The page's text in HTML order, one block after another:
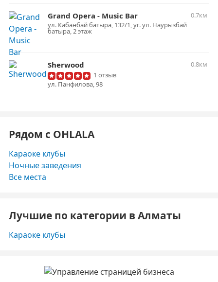
Grand Opera - Music Bar
0.7км
ул. Кабанбай батыра, 132/1, уг. ул. Наурызбай
батыра, 2 этаж
Sherwood
0.8км
1 отзыв
ул. Панфилова, 98
Рядом с OHLALA
Караоке клубы
Ночные заведения
Все места
Лучшие по категории в Алматы
Караоке клубы